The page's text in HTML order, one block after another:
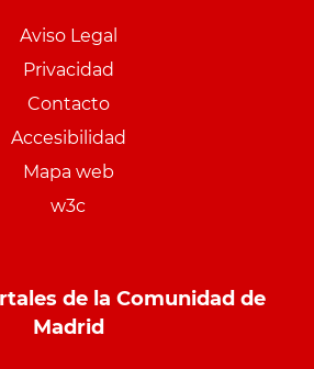
Aviso Legal
Privacidad
Contacto
Accesibilidad
Mapa web
w3c
de la Comunidad de
Madrid